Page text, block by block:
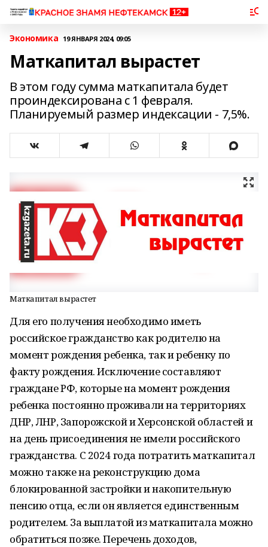
Экономика 19 ЯНВАРЯ 2024, 09:05
Маткапитал вырастет
В этом году сумма маткапитала будет
проиндексирована с 1 февраля.
Планируемый размер индексации - 7,5%.
Маткапитал вырастет
Для его получения необходимо иметь
российское гражданство как родителю на
момент рождения ребенка, так и ребенку по
факту рождения. Исключение составляют
граждане РФ, которые на момент рождения
ребенка постоянно проживали на территориях
ДНР, ЛНР, Запорожской и Херсонской областей и
на день присоединения не имели российского
гражданства. С 2024 года потратить маткапитал
можно также на реконструкцию дома
блокированной застройки и накопительную
пенсию отца, если он является единственным
родителем. За выплатой из маткапитала можно
обратиться позже. Перечень доходов,